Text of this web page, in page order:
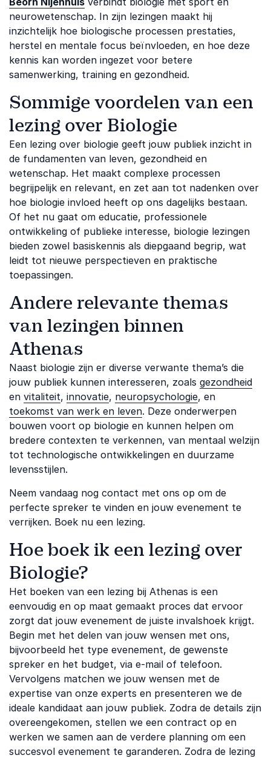
neurowetenschap. In zijn lezingen maakt hij
inzichtelijk hoe biologische processen prestaties,
herstel en mentale focus beïnvloeden, en hoe deze
kennis kan worden ingezet voor betere
samenwerking, training en gezondheid.
Sommige voordelen van een
lezing over Biologie
Een lezing over biologie geeft jouw publiek inzicht in
de fundamenten van leven, gezondheid en
wetenschap. Het maakt complexe processen
begrijpelijk en relevant, en zet aan tot nadenken over
hoe biologie invloed heeft op ons dagelijks bestaan.
Of het nu gaat om educatie, professionele
ontwikkeling of publieke interesse, biologie lezingen
bieden zowel basiskennis als diepgaand begrip, wat
leidt tot nieuwe perspectieven en praktische
toepassingen.
Andere relevante themas
van lezingen binnen
Athenas
Naast biologie zijn er diverse verwante thema’s die
jouw publiek kunnen interesseren, zoals gezondheid
en vitaliteit, innovatie, neuropsychologie, en
toekomst van werk en leven. Deze onderwerpen
bouwen voort op biologie en kunnen helpen om
bredere contexten te verkennen, van mentaal welzijn
tot technologische ontwikkelingen en duurzame
levensstijlen.
Neem vandaag nog contact met ons op om de
perfecte spreker te vinden en jouw evenement te
verrijken. Boek nu een lezing.
Hoe boek ik een lezing over
Biologie?
Het boeken van een lezing bij Athenas is een
eenvoudig en op maat gemaakt proces dat ervoor
zorgt dat jouw evenement de juiste invalshoek krijgt.
Begin met het delen van jouw wensen met ons,
bijvoorbeeld het type evenement, de gewenste
spreker en het budget, via e-mail of telefoon.
Vervolgens matchen we jouw wensen met de
expertise van onze experts en presenteren we de
ideale kandidaat aan jouw publiek. Zodra de details zijn
overeengekomen, stellen we een contract op en
werken we samen aan de verdere planning om een
succesvol evenement te garanderen. Zodra de lezing